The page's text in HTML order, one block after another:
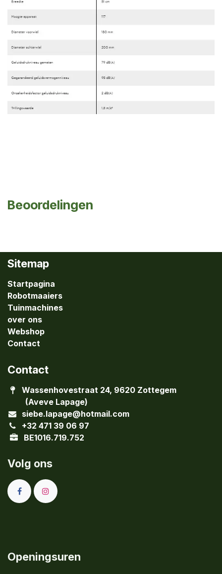
Beoordelingen
Sitemap
Startpagina
Robotmaaiers
Tuinmachines
over ons
Webshop
Contact
Contact
Wassenhovestraat 24, 9620 Zottegem
(Aveve Lapage)
siebe.lapage@hotmail.com
+32 471 39 06 97
BE1016.719.752
Volg ons
Openingsuren